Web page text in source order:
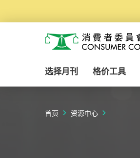
消费者委员会
选择月刊 格价工具
首页 资源中心